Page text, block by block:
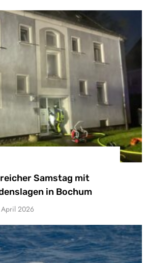
Samstag mit
in Bochum
April 2026